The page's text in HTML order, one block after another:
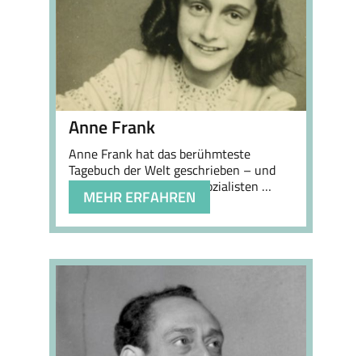
Anne Frank
Anne Frank hat das berühmteste
Tagebuch der Welt geschrieben – und
wurde von den Nationalsozialisten …
MEHR ERFAHREN